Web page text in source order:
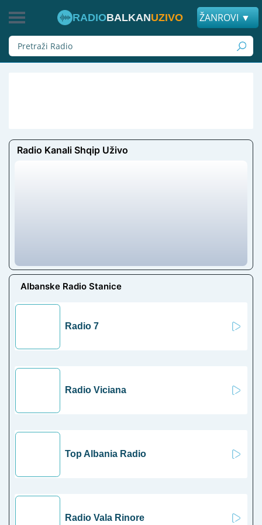
RADIOBALKANUZIVO ŽANROVI ▼
Radio Kanali Shqip Uživo
Albanske Radio Stanice
Radio 7
Radio Viciana
Top Albania Radio
Radio Vala Rinore